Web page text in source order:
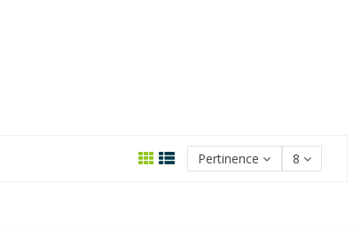
Pertinence 8